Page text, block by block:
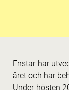
Enstar har
året och har
Under hösten